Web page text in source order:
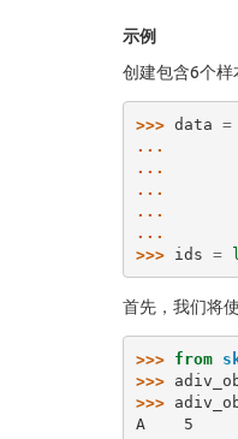
示例
创建包含6个样
>>> data =
...
...
...
...
...
>>> ids =
首先，我们将
>>> from
>>>
>>>
A    5